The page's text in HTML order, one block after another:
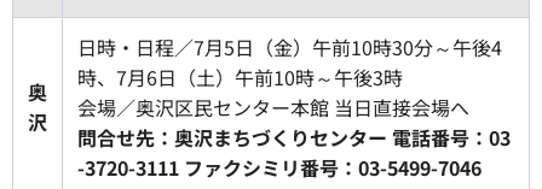
奥
沢
日時・日程／7月5日（金）午前10時30分～午後4
時、7月6日（土）午前10時～午後3時
会場／奥沢区民センター本館 当日直接会場へ
問合せ先：奥沢まちづくりセンター 電話番号：03
-3720-3111 ファクシミリ番号：03-5499-7046